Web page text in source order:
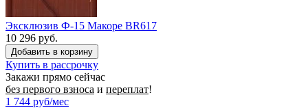
Эксклюзив Ф-15 Макоре BR617
10 296 руб.
Купить в рассрочку
Закажи прямо сейчас
без первого взноса и переплат!
1 744 руб/мес